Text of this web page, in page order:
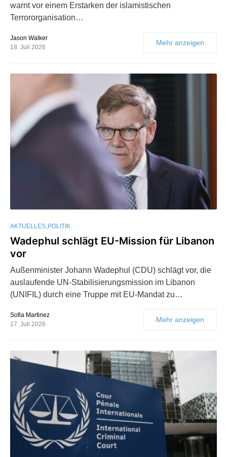
warnt vor einem Erstarken der islamistischen
Terrororganisation…
Jason Walker
18. Juli 2026
Mehr anzeigen
AKTUELLES POLITIK
Wadephul schlägt EU-Mission für Libanon
vor
Außenminister Johann Wadephul (CDU) schlägt vor, die
auslaufende UN-Stabilisierungsmission im Libanon
(UNIFIL) durch eine Truppe mit EU-Mandat zu…
Sofia Martinez
17. Juli 2026
Mehr anzeigen